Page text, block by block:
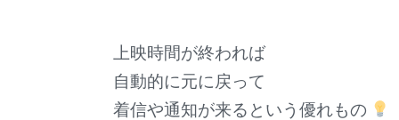
上映時間が終われば
自動的に元に戻って
着信や通知が来るという優れもの